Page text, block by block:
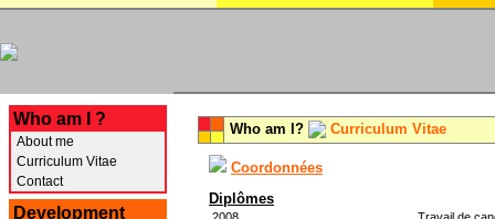
Who am I ?
About me
Curriculum Vitae
Contact
Development
Who am I? Curriculum Vitae
Coordonnées
Diplômes